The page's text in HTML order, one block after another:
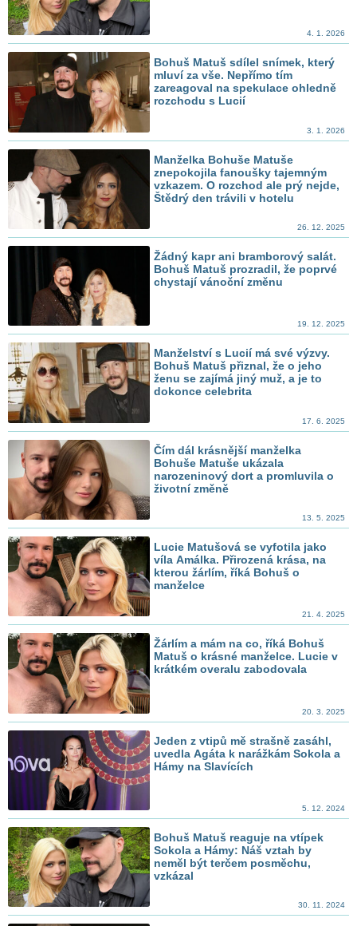
4. 1. 2026
Bohuš Matuš sdílel snímek, který
mluví za vše. Nepřímo tím
zareagoval na spekulace ohledně
rozchodu s Lucií
3. 1. 2026
Manželka Bohuše Matuše
znepokojila fanoušky tajemným
vzkazem. O rozchod ale prý nejde,
Štědrý den trávili v hotelu
26. 12. 2025
Žádný kapr ani bramborový salát.
Bohuš Matuš prozradil, že poprvé
chystají vánoční změnu
19. 12. 2025
Manželství s Lucií má své výzvy.
Bohuš Matuš přiznal, že o jeho
ženu se zajímá jiný muž, a je to
dokonce celebrita
17. 6. 2025
Čím dál krásnější manželka
Bohuše Matuše ukázala
narozeninový dort a promluvila o
životní změně
13. 5. 2025
Lucie Matušová se vyfotila jako
víla Amálka. Přirozená krása, na
kterou žárlím, říká Bohuš o
manželce
21. 4. 2025
Žárlím a mám na co, říká Bohuš
Matuš o krásné manželce. Lucie v
krátkém overalu zabodovala
20. 3. 2025
Jeden z vtipů mě strašně zasáhl,
uvedla Agáta k narážkám Sokola a
Hámy na Slavících
5. 12. 2024
Bohuš Matuš reaguje na vtípek
Sokola a Hámy: Náš vztah by
neměl být terčem posměchu,
vzkázal
30. 11. 2024